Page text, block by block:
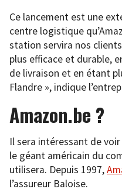
Ce lancement est une
centre logistique
station servira nos
plus efficace et durable,
de livraison et en étant
Flandre », indique
Amazon.be ?
Il sera intéressant de
le géant américain du
utilisera. Depuis 1997,
l’assureur Baloise.